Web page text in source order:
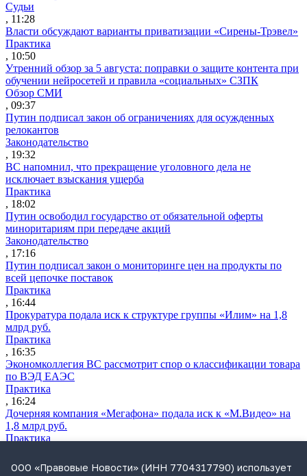
Судьи
, 11:28
Власти обсуждают варианты приватизации «Сирены-Трэвел»
Практика
, 10:50
Утренний обзор за 5 августа: поправки о защите контента при
обучении нейросетей и правила «социальных» СЗПК
Обзор СМИ
, 09:37
Путин подписал закон об ограничениях для осужденных
релокантов
Законодательство
, 19:32
ВС напомнил, что прекращение уголовного дела не
исключает взыскания ущерба
Практика
, 18:02
Путин освободил государство от обязательной оферты
миноритариям при передаче акций
Законодательство
, 17:16
Путин подписал закон о мониторинге цен на продукты по
всей цепочке поставок
Практика
, 16:44
Прокуратура подала иск к структуре группы «Илим» на 1,8
млрд руб.
Практика
, 16:35
Экономколлегия ВС рассмотрит спор о классификации товара
по ВЭД ЕАЭС
Практика
, 16:24
Дочерняя компания «Мегафона» подала иск к «М.Видео» на
1,8 млрд руб.
Практика
СИП проверит отмену патента на систему управления
ООО «Правовые Новости» (ИНН 7704317790) использует